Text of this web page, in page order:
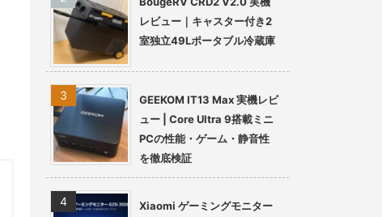
レビュー｜キャスター付き2
室独立49Lポータブル冷蔵庫
GEEKOM IT13 Max 実機レビ
ュー | Core Ultra 9搭載ミニ
PCの性能・ゲーム・静音性
を徹底検証
Xiaomi ゲーミングモニター